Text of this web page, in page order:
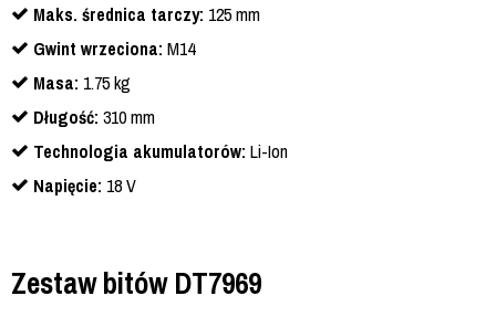
Maks. średnica tarczy: 125 mm
Gwint wrzeciona: M14
Masa: 1.75 kg
Długość: 310 mm
Technologia akumulatorów: Li-Ion
Napięcie: 18 V
Zestaw bitów DT7969